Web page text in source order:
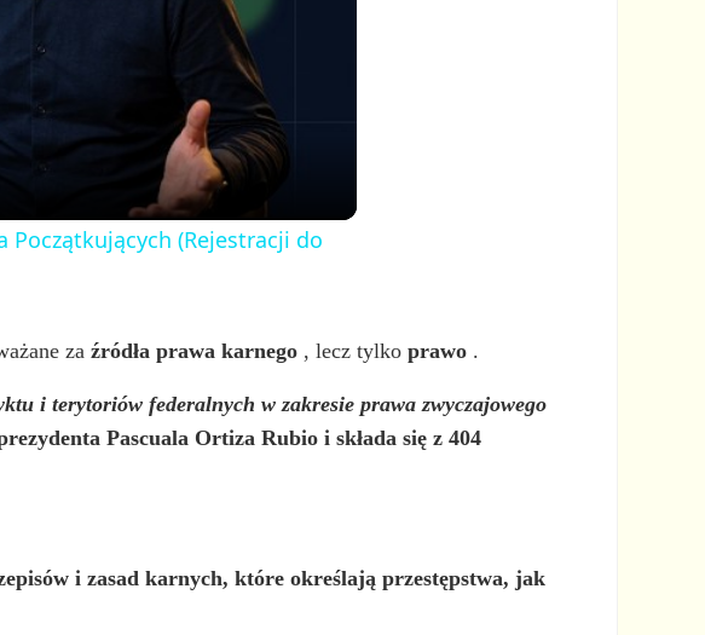
Początkujących (Rejestracji do
zaźródła prawa karnego , lecz tylkoprawo .
i terytoriów federalnych w zakresie prawa zwyczajowego
Pascuala Ortiza Rubio i składa się z 404
i zasad karnych, które określają przestępstwa, jak